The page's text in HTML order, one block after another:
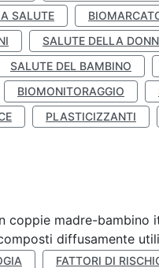
SALUTE
SALUTE DELLA
SALUTE DEL BAMBINO
BIOMONITORAGGIO
PLASTICIZZANTI
madre-bambino
diffusamente
FATTORI DI